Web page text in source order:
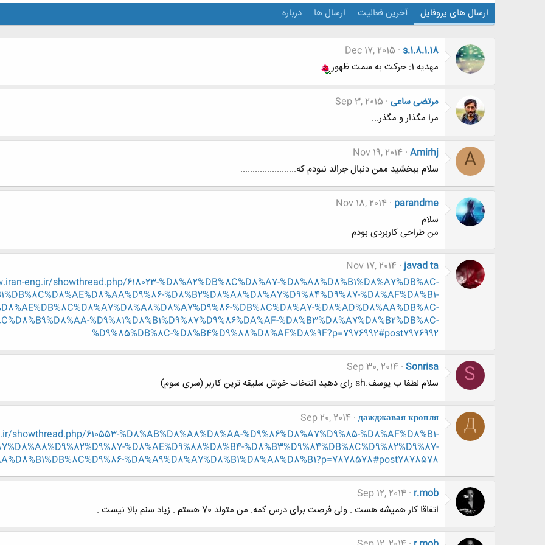
ارسال های پروفایل آخرین فعالیت ارسال ها درباره
s.1.8.1.18
Dec 17, 2015
مهدیه 1: حرکت به سمت ظهور
مرتضی ساعی Sep 3, 2015
مرا مگذار و مگذر...
A
Amirhj
Nov 19, 2014
سلام ببخشید ممن دنبال جرالد نبودم که.......................
parandme
Nov 18, 2014
سلام
من طراحی کاربردی بودم
javad ta
Nov 17, 2014
eng.ir/showthread.php/618023-%D8%A2%DB%8C%D8%A7-%D8%A8%D8%B1%D8%A7%DB%8C-
%D8%B2%D8%A8%D8%A7%D9%84%D9%87-%D8%AF%D8%B1-
%DB%8C%D8%A7-%D8%AD%D8%AA%DB%8C-
%D9%81%D8%B1%D9%87%D9%86%DA%AF-%D8%B3%D8%A7%D8%B2%DB%8C-
%D9%85%DB%8C-%D8%B4%D9%88%D8%AF%D8%9F?p=7976992#post7976992
S
Sonrisa
Sep 30, 2014
سلام لطفا ب یوسف.sh رای دهید انتخاب خوش سلیقه ترین کاربر (سری سوم)
Д
дажджавая кропля
Sep 20, 2014
610553-%D8%AB%D8%A8%D8%AA-%D9%86%D8%A7%D9%85-%D8%AF%D8%B1-
%D8%AE%D9%88%D8%B4-%D8%B3%D9%84%DB%8C%D9%82%D9%87-
%DA%A9%D8%A7%D8%B1%D8%A8%D8%B1?p=7878578#post7878578
r.mob
Sep 12, 2014
اتفاقا کار همیشه هست . ولی فرصت برای درس کمه. من متولد 70 هستم . زیاد سنم بالا نیست .